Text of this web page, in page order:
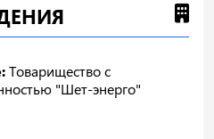
Товарищество с
"Шет-энерго"